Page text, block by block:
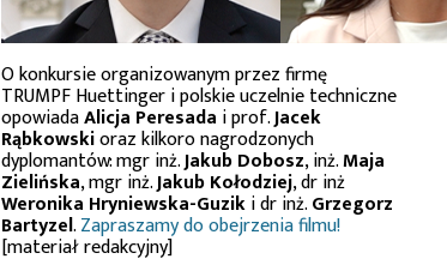
O konkursie organizowanym przez firmę
TRUMPF Huettinger i polskie uczelnie techniczne
opowiadaAlicja Peresada i prof.Jacek
Rąbkowskioraz kilkoro nagrodzonych
dyplomantów: mgr inż.Jakub Dobosz, inż.Maja
Zielińska, mgr inż.Jakub Kołodziej, dr inż
Weronika Hryniewska-Guziki dr inż.Grzegorz
Bartyzel.Zapraszamy do obejrzenia filmu!
[materiał redakcyjny]